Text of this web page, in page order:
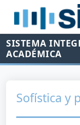
SISTEMA
ACADÉMICA
Sofística y